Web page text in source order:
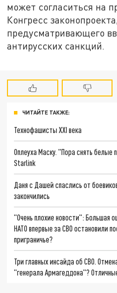
может согласиться на
Конгресс
предусматривающего
антирусских санкций.
ЧИТАЙТЕ ТАКЖЕ:
Технофашисты XXI века
Оплеуха Маску. "Пора снять белые
Starlink
Даня с Дашей спаслись от
закончились
"Очень плохие новости": Большая
НАТО впервые за СВО остановили
приграничье?
Три главных инсайда об СВО.
"генерала Армагеддона"?